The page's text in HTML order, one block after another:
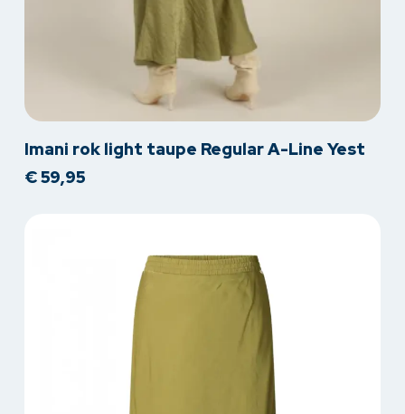
product
heeft
Imani rok light taupe Regular A-Line Yest
€59,95